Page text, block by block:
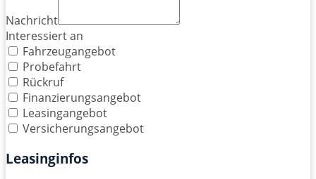
Nachricht
Interessiert an
Fahrzeugangebot
Probefahrt
Rückruf
Finanzierungsangebot
Leasingangebot
Versicherungsangebot
Leasinginfos